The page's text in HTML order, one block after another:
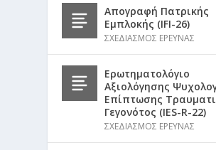
Απογραφή Πατρικής
Εμπλοκής (IFI-26)
ΣΧΕΔΙΑΣΜΟΣ ΕΡΕΥΝΑΣ
Ερωτηματολόγιο
Αξιολόγησης
Επίπτωσης
Γεγονότος (IES-R-22)
ΣΧΕΔΙΑΣΜΟΣ ΕΡΕΥΝΑΣ